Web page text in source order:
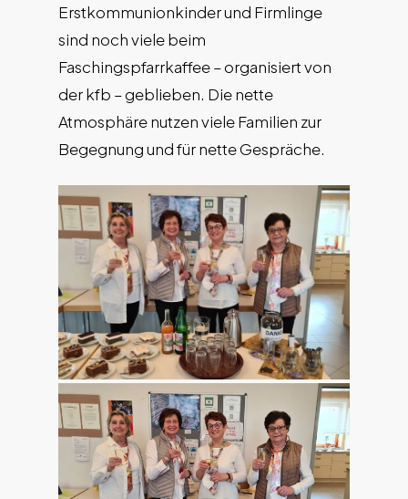
Erstkommunionkinder und Firmlinge
sind noch viele beim
Faschingspfarrkaffee – organisiert von
der kfb – geblieben. Die nette
Atmosphäre nutzen viele Familien zur
Begegnung und für nette Gespräche.